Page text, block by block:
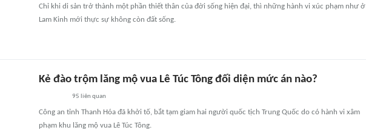
Chỉ khi di sản trở thành một phần thiết thân của đời sống hiện đại, thì những hành vi xúc phạm như ở
Lam Kinh mới thực sự không còn đất sống.
Kẻ đào trộm lăng mộ vua Lê Túc Tông đối diện mức án nào?
95 liên quan
Công an tỉnh Thanh Hóa đã khởi tố, bắt tạm giam hai người quốc tịch Trung Quốc do có hành vi xâm
phạm khu lăng mộ vua Lê Túc Tông.